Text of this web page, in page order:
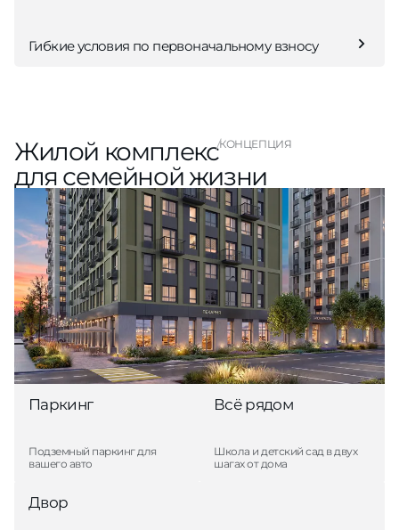
Гибкие условия по первоначальному взносу
Жилой комплексКОНЦЕПЦИЯ
для семейной жизни
Паркинг
Подземный паркинг для
вашего авто
Всё рядом
Школа и детский сад в двух
шагах от дома
Двор